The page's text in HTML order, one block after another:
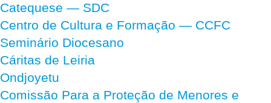
Catequese — SDC
Centro de Cultura e Formação — CCFC
Seminário Diocesano
Cáritas de Leiria
Ondjoyetu
Comissão Para a Proteção de Menores e